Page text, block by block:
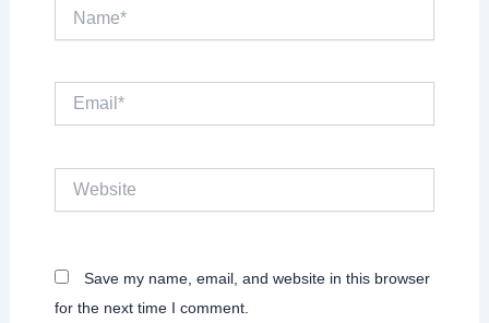
Email*
Save my name, email, and website in this browser
for the next time I comment.